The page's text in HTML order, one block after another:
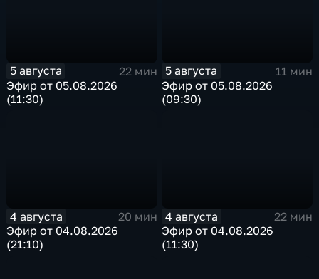
5 августа
22 мин
Эфир от 05.08.2026
(11:30)
5 августа
11 мин
Эфир от 05.08.2026
(09:30)
4 августа
20 мин
Эфир от 04.08.2026
(21:10)
4 августа
22 мин
Эфир от 04.08.2026
(11:30)